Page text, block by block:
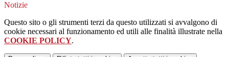
Notizie
Questo sito o gli strumenti terzi da questo utilizzati si avvalgono di
cookie necessari al funzionamento ed utili alle finalità illustrate nella
COOKIE POLICY.